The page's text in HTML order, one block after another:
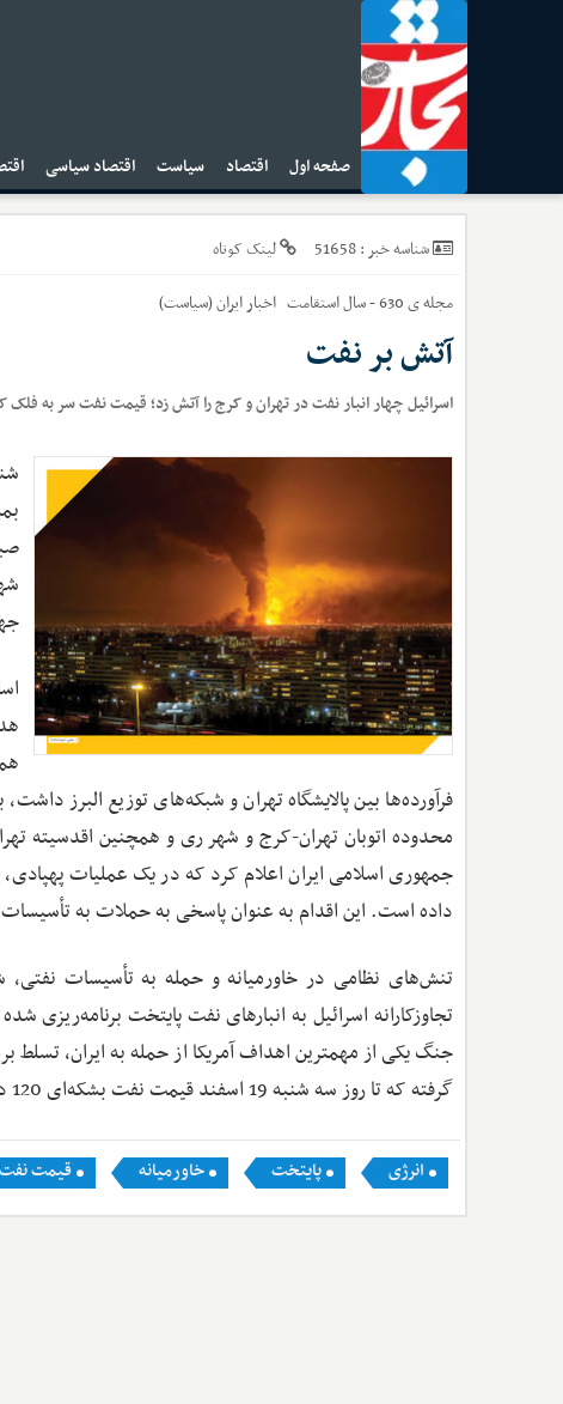
صفحه اول اقتصاد سیاست اقتصاد سیاسی
شناسه خبر :51658
لینک کوتاه
مجله ی 630 - سال استقامت
اخبارایران (سیاست)
آتش بر نفت
اسرائیل چهار انبار نفت در تهران و کرج را آتش زد؛ قیمت نفت سر به فلک
فرآورده‌ها بین پالایشگاه تهران و شبکه‌های توزیع
محدوده اتوبان تهران-کرج و شهر ری و همچنین اقدسیته
جمهوری اسلامی ایران اعلام کرد که در یک عملیات
داده است. این اقدام به عنوان پاسخی به حملات به
تنش‌های نظامی در خاورمیانه و حمله به تأسیسات
تجاوزکارانه اسرائیل به انبارهای نفت پایتخت برنامه‌ریزی
جنگ یکی از مهمترین اهداف آمریکا از حمله به ایران،
گرفته که تا روز سه شنبه 19 اسفند قیمت نفت بشکه‌ای 120 دلار را رد کرد و چشم‌انداز جنگ نیز نامشخص است.
انرژی پایتخت خاورمیانه قیمت نفت